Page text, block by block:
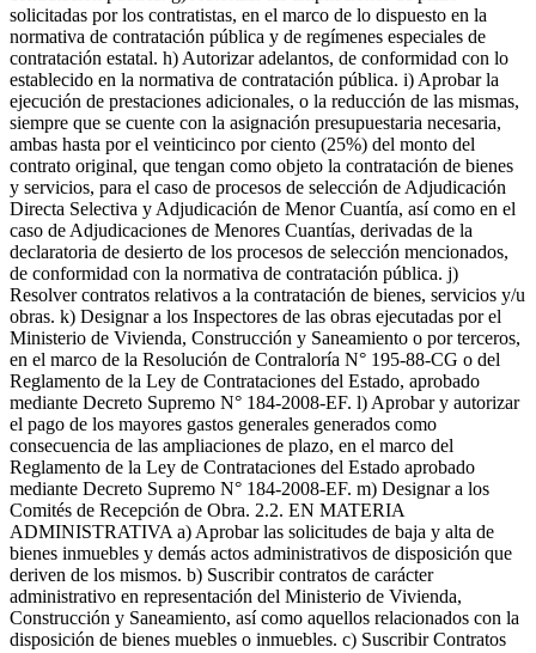
solicitadas por los contratistas, en el marco de lo dispuesto en la
normativa de contratación pública y de regímenes especiales de
contratación estatal. h) Autorizar adelantos, de conformidad con lo
establecido en la normativa de contratación pública. i) Aprobar la
ejecución de prestaciones adicionales, o la reducción de las mismas,
siempre que se cuente con la asignación presupuestaria necesaria,
ambas hasta por el veinticinco por ciento (25%) del monto del
contrato original, que tengan como objeto la contratación de bienes
y servicios, para el caso de procesos de selección de Adjudicación
Directa Selectiva y Adjudicación de Menor Cuantía, así como en el
caso de Adjudicaciones de Menores Cuantías, derivadas de la
declaratoria de desierto de los procesos de selección mencionados,
de conformidad con la normativa de contratación pública. j)
Resolver contratos relativos a la contratación de bienes, servicios y/u
obras. k) Designar a los Inspectores de las obras ejecutadas por el
Ministerio de Vivienda, Construcción y Saneamiento o por terceros,
en el marco de la Resolución de Contraloría N° 195-88-CG o del
Reglamento de la Ley de Contrataciones del Estado, aprobado
mediante Decreto Supremo N° 184-2008-EF. l) Aprobar y autorizar
el pago de los mayores gastos generales generados como
consecuencia de las ampliaciones de plazo, en el marco del
Reglamento de la Ley de Contrataciones del Estado aprobado
mediante Decreto Supremo N° 184-2008-EF. m) Designar a los
Comités de Recepción de Obra. 2.2. EN MATERIA
ADMINISTRATIVA a) Aprobar las solicitudes de baja y alta de
bienes inmuebles y demás actos administrativos de disposición que
deriven de los mismos. b) Suscribir contratos de carácter
administrativo en representación del Ministerio de Vivienda,
Construcción y Saneamiento, así como aquellos relacionados con la
disposición de bienes muebles o inmuebles. c) Suscribir Contratos